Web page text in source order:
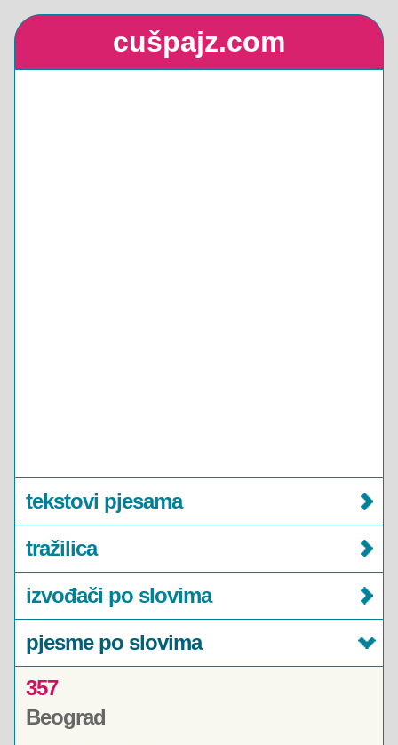
cušpajz.com
tekstovi pjesama
tražilica
izvođači po slovima
pjesme po slovima
357
Beograd